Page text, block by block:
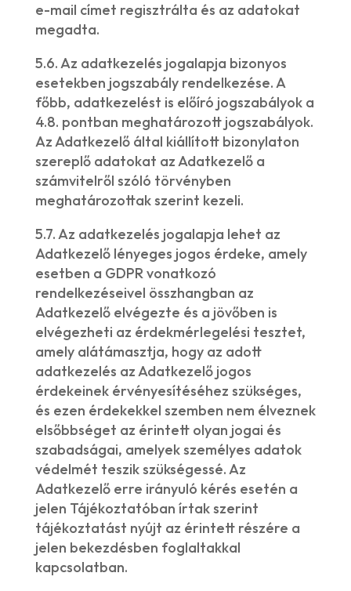
e-mail címet regisztrálta és az adatokat
megadta.
5.6. Az adatkezelés jogalapja bizonyos
esetekben jogszabály rendelkezése. A
főbb, adatkezelést is előíró jogszabályok a
4.8. pontban meghatározott jogszabályok.
Az Adatkezelő által kiállított bizonylaton
szereplő adatokat az Adatkezelő a
számvitelről szóló törvényben
meghatározottak szerint kezeli.
5.7. Az adatkezelés jogalapja lehet az
Adatkezelő lényeges jogos érdeke, amely
esetben a GDPR vonatkozó
rendelkezéseivel összhangban az
Adatkezelő elvégezte és a jövőben is
elvégezheti az érdekmérlegelési tesztet,
amely alátámasztja, hogy az adott
adatkezelés az Adatkezelő jogos
érdekeinek érvényesítéséhez szükséges,
és ezen érdekekkel szemben nem élveznek
elsőbbséget az érintett olyan jogai és
szabadságai, amelyek személyes adatok
védelmét teszik szükségessé. Az
Adatkezelő erre irányuló kérés esetén a
jelen Tájékoztatóban írtak szerint
tájékoztatást nyújt az érintett részére a
jelen bekezdésben foglaltakkal
kapcsolatban.